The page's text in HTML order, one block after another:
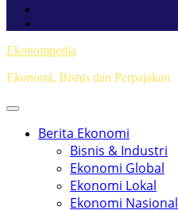
Ekonompedia
Ekonomi, Bisnis dan Perpajakan
Berita Ekonomi
Bisnis & Industri
Ekonomi Global
Ekonomi Lokal
Ekonomi Nasional